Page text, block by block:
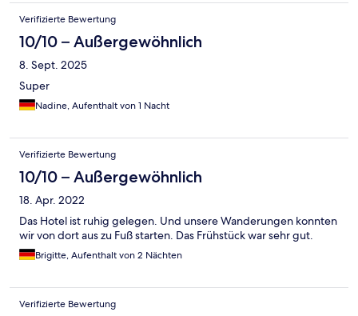
Verifizierte Bewertung
10/10 – Außergewöhnlich
8. Sept. 2025
Super
Nadine, Aufenthalt von 1 Nacht
Verifizierte Bewertung
10/10 – Außergewöhnlich
18. Apr. 2022
Das Hotel ist ruhig gelegen. Und unsere Wanderungen konnten
wir von dort aus zu Fuß starten. Das Frühstück war sehr gut.
Brigitte, Aufenthalt von 2 Nächten
Verifizierte Bewertung